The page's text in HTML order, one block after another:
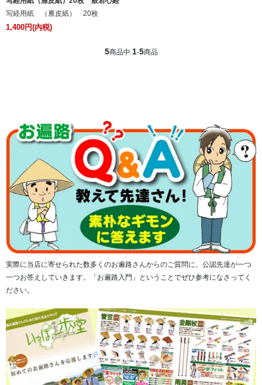
写経用紙 （雁皮紙） 20枚
1,400円(内税)
5商品中 1-5商品
実際に当店に寄せられた数多くのお遍路さんからのご質問に、公認先達が一つ
一つお答えしていきます。「お遍路入門」ということでぜひ参考になさってく
ださい。